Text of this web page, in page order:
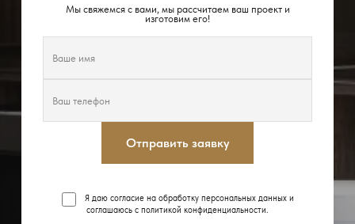
Мы свяжемся с вами, мы рассчитаем ваш проект и
изготовим его!
Отправить заявку
Я даю согласие на обработку персональных данных и
соглашаюсь с политикой конфиденциальности.